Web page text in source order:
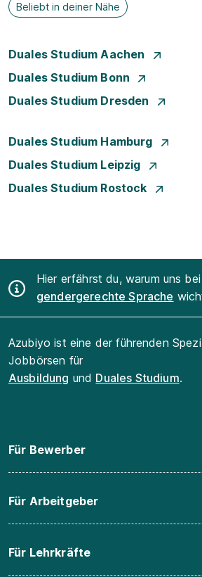
Beliebt in deiner Nähe
Duales Studium Aachen
Duales Studium Bonn
Duales Studium Dresden
Duales Studium Hamburg
Duales Studium Leipzig
Duales Studium Rostock
Hier erfährst du, warum uns
gendergerechte Sprache
Azubiyo ist eine der führenden
Jobbörsen für
Ausbildung und Duales Studium.
Für Bewerber
Für Arbeitgeber
Für Lehrkräfte